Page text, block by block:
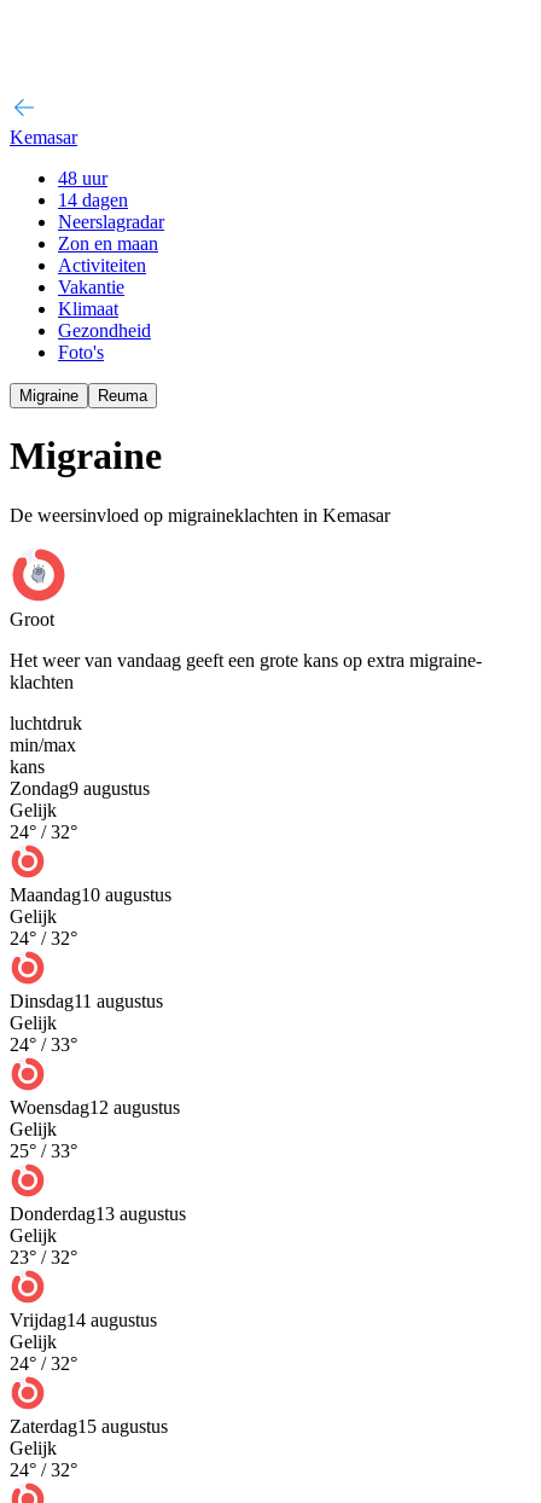
Kemasar
48 uur
14 dagen
Neerslagradar
Zon en maan
Activiteiten
Vakantie
Klimaat
Gezondheid
Foto's
Migraine Reuma
Migraine
De weersinvloed op migraineklachten in Kemasar
Groot
Het weer van vandaag geeft een grote kans op extra migraine-
klachten
luchtdruk
min/max
kans
Zondag9 augustus
Gelijk
24° /32°
Maandag10 augustus
Gelijk
24° /32°
Dinsdag11 augustus
Gelijk
24° /33°
Woensdag12 augustus
Gelijk
25° /33°
Donderdag13 augustus
Gelijk
23° /32°
Vrijdag14 augustus
Gelijk
24° /32°
Zaterdag15 augustus
Gelijk
24° /32°